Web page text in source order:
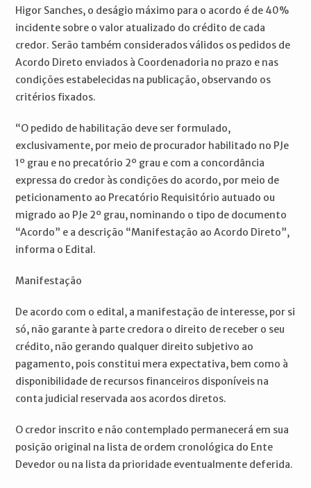
Higor Sanches, o deságio máximo para o acordo é de 40%
incidente sobre o valor atualizado do crédito de cada
credor. Serão também considerados válidos os pedidos de
Acordo Direto enviados à Coordenadoria no prazo e nas
condições estabelecidas na publicação, observando os
critérios fixados.
“O pedido de habilitação deve ser formulado,
exclusivamente, por meio de procurador habilitado no PJe
1º grau e no precatório 2º grau e com a concordância
expressa do credor às condições do acordo, por meio de
peticionamento ao Precatório Requisitório autuado ou
migrado ao PJe 2º grau, nominando o tipo de documento
“Acordo” e a descrição “Manifestação ao Acordo Direto”,
informa o Edital.
Manifestação
De acordo com o edital, a manifestação de interesse, por si
só, não garante à parte credora o direito de receber o seu
crédito, não gerando qualquer direito subjetivo ao
pagamento, pois constitui mera expectativa, bem como à
disponibilidade de recursos financeiros disponíveis na
conta judicial reservada aos acordos diretos.
O credor inscrito e não contemplado permanecerá em sua
posição original na lista de ordem cronológica do Ente
Devedor ou na lista da prioridade eventualmente deferida.